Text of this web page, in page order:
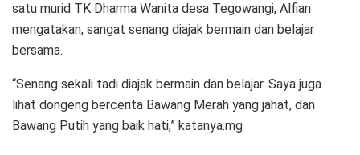
satu murid TK Dharma Wanita desa Tegowangi, Alfian
mengatakan, sangat senang diajak bermain dan belajar
bersama.
“Senang sekali tadi diajak bermain dan belajar. Saya juga
lihat dongeng bercerita Bawang Merah yang jahat, dan
Bawang Putih yang baik hati,” katanya.mg